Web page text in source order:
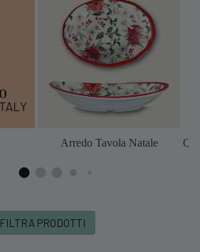
Arredo Tavola Natale
FILTRA PRODOTTI